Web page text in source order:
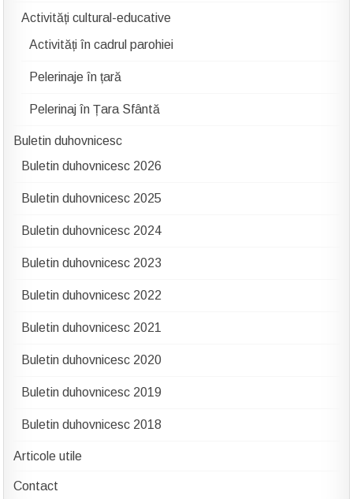
Activități cultural-educative
Activități în cadrul parohiei
Pelerinaje în țară
Pelerinaj în Țara Sfântă
Buletin duhovnicesc
Buletin duhovnicesc 2026
Buletin duhovnicesc 2025
Buletin duhovnicesc 2024
Buletin duhovnicesc 2023
Buletin duhovnicesc 2022
Buletin duhovnicesc 2021
Buletin duhovnicesc 2020
Buletin duhovnicesc 2019
Buletin duhovnicesc 2018
Articole utile
Contact